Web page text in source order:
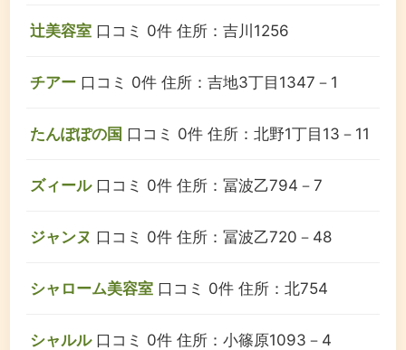
辻美容室 口コミ 0件 住所：吉川1256
チアー 口コミ 0件 住所：吉地3丁目1347－1
たんぽぽの国 口コミ 0件 住所：北野1丁目13－11
ズィール 口コミ 0件 住所：冨波乙794－7
ジャンヌ 口コミ 0件 住所：冨波乙720－48
シャローム美容室 口コミ 0件 住所：北754
シャルル 口コミ 0件 住所：小篠原1093－4